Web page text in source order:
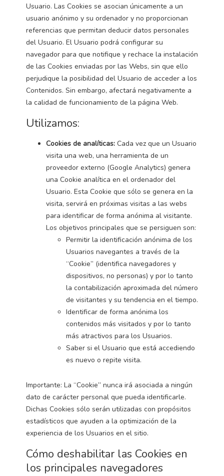
Usuario. Las Cookies se asocian únicamente a un
usuario anónimo y su ordenador y no proporcionan
referencias que permitan deducir datos personales
del Usuario. El Usuario podrá configurar su
navegador para que notifique y rechace la instalación
de las Cookies enviadas por las Webs, sin que ello
perjudique la posibilidad del Usuario de acceder a los
Contenidos. Sin embargo, afectará negativamente a
la calidad de funcionamiento de la página Web.
Utilizamos:
Cookies de analíticas:Cada vez que un Usuario
visita una web, una herramienta de un
proveedor externo (Google Analytics) genera
una Cookie analítica en el ordenador del
Usuario. Esta Cookie que sólo se genera en la
visita, servirá en próximas visitas a las webs
para identificar de forma anónima al visitante.
Los objetivos principales que se persiguen son:
Permitir la identificación anónima de los
Usuarios navegantes a través de la
“Cookie” (identifica navegadores y
dispositivos, no personas) y por lo tanto
la contabilización aproximada del número
de visitantes y su tendencia en el tiempo.
Identificar de forma anónima los
contenidos más visitados y por lo tanto
más atractivos para los Usuarios.
Saber si el Usuario que está accediendo
es nuevo o repite visita.
Importante: La “Cookie” nunca irá asociada a ningún
dato de carácter personal que pueda identificarle.
Dichas Cookies sólo serán utilizadas con propósitos
estadísticos que ayuden a la optimización de la
experiencia de los Usuarios en el sitio.
Cómo deshabilitar las Cookies en
los principales navegadores